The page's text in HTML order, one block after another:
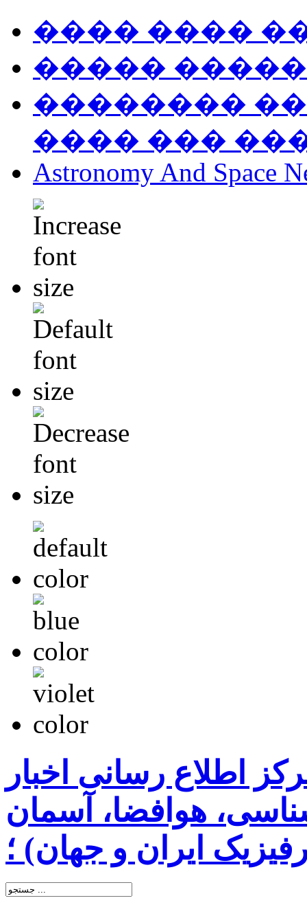
���� ����
�����
��������
���� ���
Astronomy And Space
اطلاع رسانی اخبار
هوافضا، آسمان
ایران و جهان) ؛